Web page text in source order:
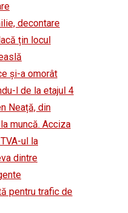
decontare
țin locul
și-a omorât
l de la etajul 4
Neață, din
muncă. Acciza
ul la
dintre
pentru trafic de